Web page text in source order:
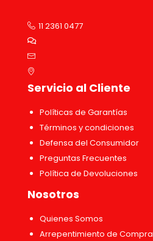
11 2361 0477
Servicio al Cliente
Políticas de Garantías
Términos y condiciones
Defensa del Consumidor
Preguntas Frecuentes
Política de Devoluciones
Nosotros
Quienes Somos
Arrepentimiento de Compra